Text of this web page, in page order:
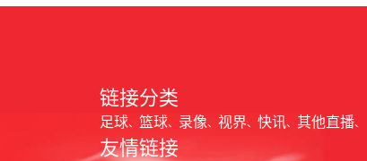
链接分类
足球 篮球 录像 视界 快讯 其他直播
友情链接